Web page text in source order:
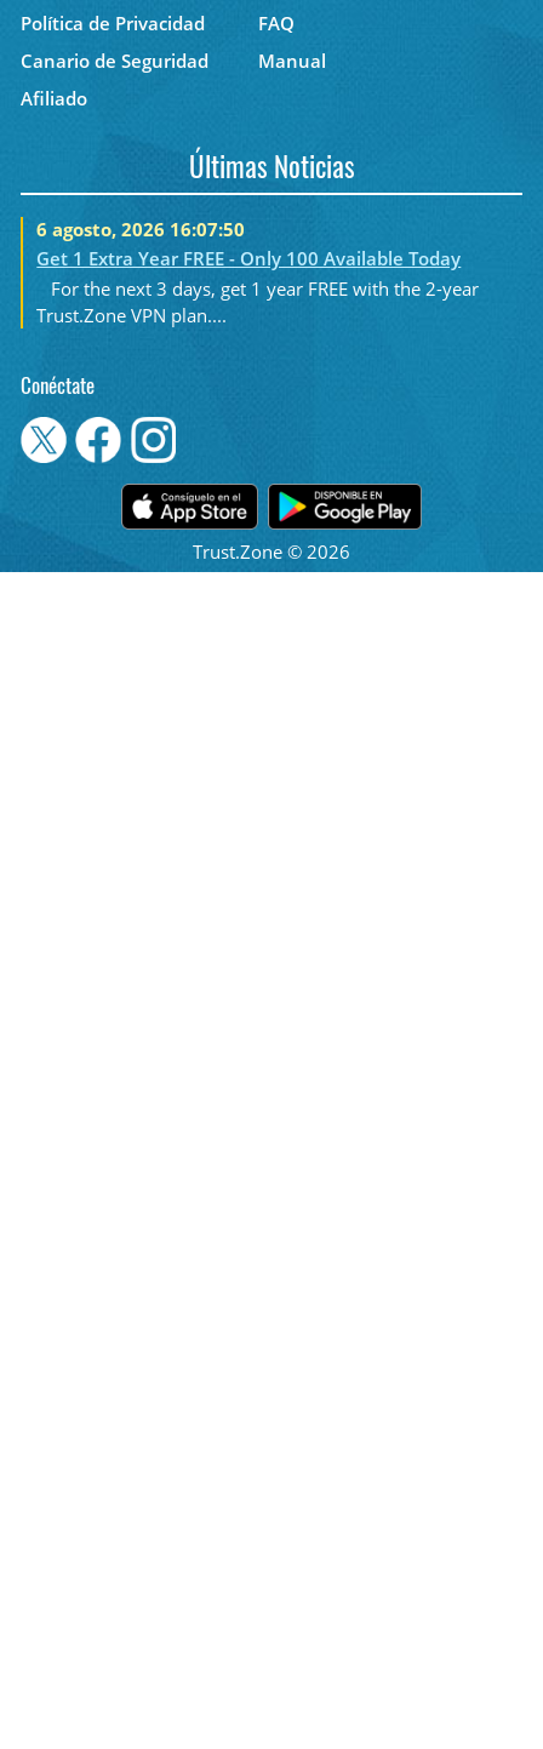
Política de Privacidad
FAQ
Canario de Seguridad
Manual
Afiliado
Últimas Noticias
6 agosto, 2026 16:07:50
Get 1 Extra Year FREE - Only 100 Available Today
For the next 3 days, get 1 year FREE with the 2-year
Trust.Zone VPN plan....
Conéctate
Trust.Zone © 2026